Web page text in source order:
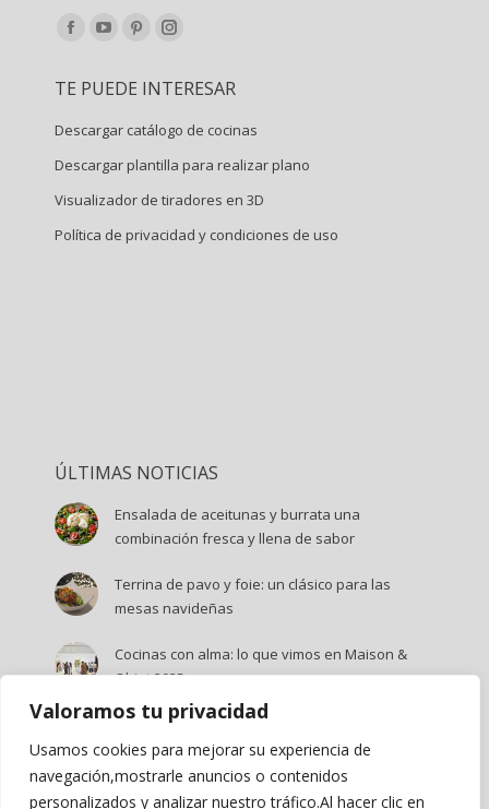
Valoramos tu privacidad
Usamos cookies para mejorar su experiencia de
navegación,mostrarle anuncios o contenidos
personalizados y analizar nuestro tráfico.Al hacer clic en
Encuéntranos en:
Facebook
opens
in
YouTube
opens
in
Pinterest
opens
in
new
Instagram
opens
in
new
TE PUEDE INTERESAR
Descargar catálogo de cocinas
Descargar plantilla para realizar plano
Visualizador de tiradores en 3D
Política de privacidad y condiciones de uso
ÚLTIMAS NOTICIAS
Ensalada de aceitunas y burrata una
combinación fresca y llena de sabor
Terrina de pavo y foie: un clásico para las
mesas navideñas
Cocinas con alma: lo que vimos en Maison &
Objet 2025
Mousse de mango y menta: el postre del
verano
Maison & Objet 2025: Tendencias que marcarán